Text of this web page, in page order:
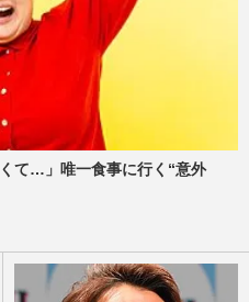
て…」唯一食事に行く“意外